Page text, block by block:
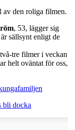
av den roliga filmen.
, 53, lägger sig
sällsynt enligt de
tre filmer i veckan
helt oväntat för oss,
bli docka